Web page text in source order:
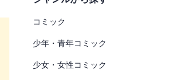
コミック
少年・青年コミック
少女・女性コミック